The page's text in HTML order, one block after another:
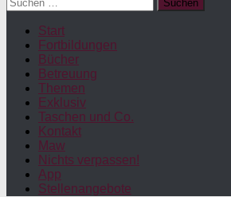
nach:
Start
Fortbildungen
Bücher
Betreuung
Themen
Exklusiv
Taschen und Co.
Kontakt
Maw
Nichts verpassen!
App
Stellenangebote